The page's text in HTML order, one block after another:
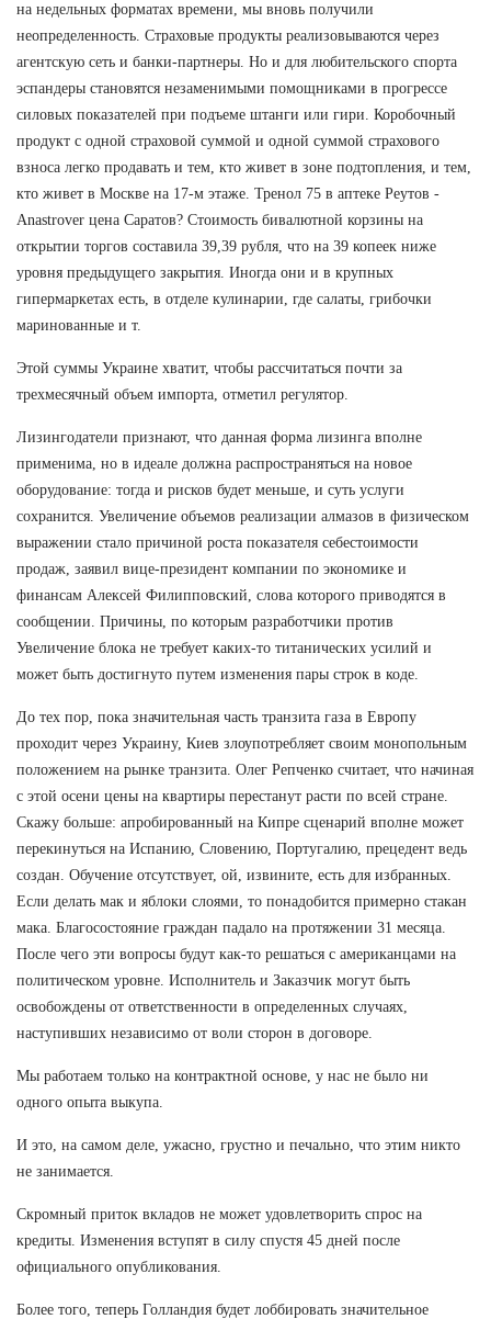
на недельных форматах времени, мы вновь получили
неопределенность. Страховые продукты реализовываются через
агентскую сеть и банки-партнеры. Но и для любительского спорта
эспандеры становятся незаменимыми помощниками в прогрессе
силовых показателей при подъеме штанги или гири. Коробочный
продукт с одной страховой суммой и одной суммой страхового
взноса легко продавать и тем, кто живет в зоне подтопления, и тем,
кто живет в Москве на 17-м этаже. Тренол 75 в аптеке Реутов -
Anastrover цена Саратов? Стоимость бивалютной корзины на
открытии торгов составила 39,39 рубля, что на 39 копеек ниже
уровня предыдущего закрытия. Иногда они и в крупных
гипермаркетах есть, в отделе кулинарии, где салаты, грибочки
маринованные и т.
Этой суммы Украине хватит, чтобы рассчитаться почти за
трехмесячный объем импорта, отметил регулятор.
Лизингодатели признают, что данная форма лизинга вполне
применима, но в идеале должна распространяться на новое
оборудование: тогда и рисков будет меньше, и суть услуги
сохранится. Увеличение объемов реализации алмазов в физическом
выражении стало причиной роста показателя себестоимости
продаж, заявил вице-президент компании по экономике и
финансам Алексей Филипповский, слова которого приводятся в
сообщении. Причины, по которым разработчики против
Увеличение блока не требует каких-то титанических усилий и
может быть достигнуто путем изменения пары строк в коде.
До тех пор, пока значительная часть транзита газа в Европу
проходит через Украину, Киев злоупотребляет своим монопольным
положением на рынке транзита. Олег Репченко считает, что начиная
с этой осени цены на квартиры перестанут расти по всей стране.
Скажу больше: апробированный на Кипре сценарий вполне может
перекинуться на Испанию, Словению, Португалию, прецедент ведь
создан. Обучение отсутствует, ой, извините, есть для избранных.
Если делать мак и яблоки слоями, то понадобится примерно стакан
мака. Благосостояние граждан падало на протяжении 31 месяца.
После чего эти вопросы будут как-то решаться с американцами на
политическом уровне. Исполнитель и Заказчик могут быть
освобождены от ответственности в определенных случаях,
наступивших независимо от воли сторон в договоре.
Мы работаем только на контрактной основе, у нас не было ни
одного опыта выкупа.
И это, на самом деле, ужасно, грустно и печально, что этим никто
не занимается.
Скромный приток вкладов не может удовлетворить спрос на
кредиты. Изменения вступят в силу спустя 45 дней после
официального опубликования.
Более того, теперь Голландия будет лоббировать значительное